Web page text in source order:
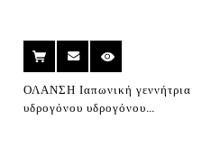
ΟΛΑΝΣΗ Ιαπωνική γεννήτρια
υδρογόνου υδρογόνου